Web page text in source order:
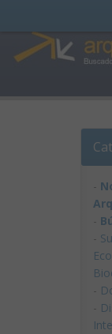
-
-
-
-
-